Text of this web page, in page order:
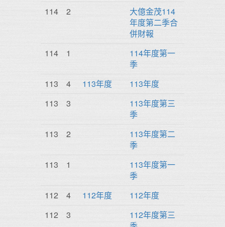
114
2
大億金茂114
年度第二季合
併財報
114
1
114年度第一
季
113
4 113年度
113年度
113
3
113年度第三
季
113
2
113年度第二
季
113
1
113年度第一
季
112
4 112年度
112年度
112
3
112年度第三